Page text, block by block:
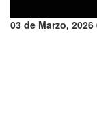
03 de Marzo, 2026